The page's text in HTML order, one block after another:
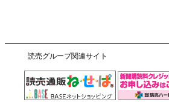
読売グループ関連サイト